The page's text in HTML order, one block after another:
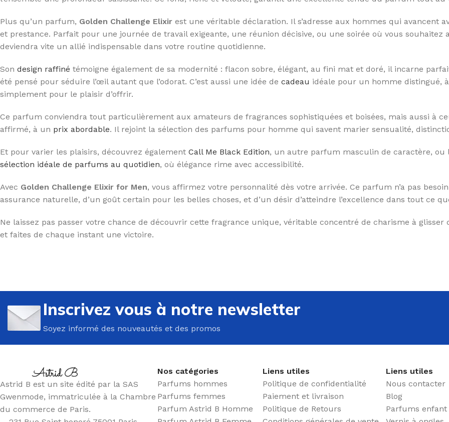
Plus qu’un parfum, Golden Challenge Elixir est une véritable déclaration. Il s’adresse aux hommes qui avancent
et prestance. Parfait pour une journée de travail exigeante, une réunion décisive, ou une soirée où vous
deviendra vite un allié indispensable dans votre routine quotidienne.
Son design raffiné témoigne également de sa modernité : flacon sobre, élégant, au fini mat et doré, il incarne
été pensé pour séduire l’œil autant que l’odorat. C’est aussi une idée de cadeau idéale pour un homme distingué,
simplement pour le plaisir d’offrir.
Ce parfum conviendra tout particulièrement aux amateurs de fragrances sophistiquées et boisées, mais aussi à
affirmé, à un prix abordable. Il rejoint la sélection des parfums pour homme qui savent marier sensualité,
Et pour varier les plaisirs, découvrez également Call Me Black Edition, un autre parfum masculin de caractère,
sélection idéale de parfums au quotidien, où élégance rime avec accessibilité.
Avec Golden Challenge Elixir for Men, vous affirmez votre personnalité dès votre arrivée. Ce parfum n’a pas
assurance naturelle, d’un goût certain pour les belles choses, et d’un désir d’atteindre l’excellence dans tout ce
Ne laissez pas passer votre chance de découvrir cette fragrance unique, véritable concentré de charisme à glisser
et faites de chaque instant une victoire.
Inscrivez vous à notre newsletter
Soyez informé des nouveautés et des promos
Astrid B est un site édité par la SAS
Gwenmode, immatriculée à la Chambre
du commerce de Paris.
Nos catégories
Parfums hommes
Parfums femmes
Parfum Astrid B Homme
Liens utiles
Politique de confidentialité
Paiement et livraison
Politique de Retours
Liens utiles
Nous contacter
Blog
Parfums enfant